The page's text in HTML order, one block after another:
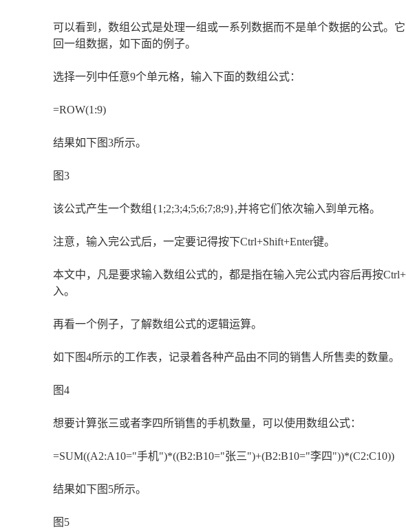
可以看到，数组公式是处理一组或一系列数据而不是单个数据的公式。
回一组数据，如下面的例子。
选择一列中任意9个单元格，输入下面的数组公式：
=ROW(1:9)
结果如下图3所示。
图3
该公式产生一个数组{1;2;3;4;5;6;7;8;9},并将它们依次输入到单元格。
注意，输入完公式后，一定要记得按下Ctrl+Shift+Enter键。
本文中，凡是要求输入数组公式的，都是指在输入完公式内容后再按
入。
再看一个例子，了解数组公式的逻辑运算。
如下图4所示的工作表，记录着各种产品由不同的销售人所售卖的数量。
图4
想要计算张三或者李四所销售的手机数量，可以使用数组公式：
=SUM((A2:A10="手机")*((B2:B10="张三")+(B2:B10="李四"))*(C2:C10))
结果如下图5所示。
图5